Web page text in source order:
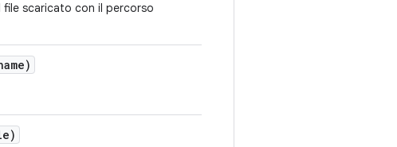
scaricato con il percorso